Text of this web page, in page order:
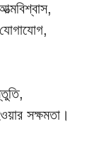
সক্ষমতা।